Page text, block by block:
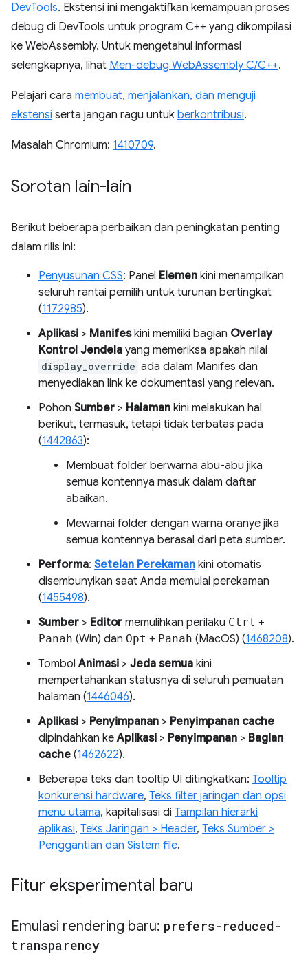
DevTools. Ekstensi ini mengaktifkan kemampuan proses
debug di DevTools untuk program C++ yang dikompilasi
ke WebAssembly. Untuk mengetahui informasi
selengkapnya, lihat Men-debug WebAssembly C/C++.
Pelajari cara membuat, menjalankan, dan menguji
ekstensi serta jangan ragu untuk berkontribusi.
Masalah Chromium: 1410709.
Sorotan lain-lain
Berikut beberapa perbaikan dan peningkatan penting
dalam rilis ini:
Penyusunan CSS: Panel Elemen kini menampilkan
seluruh rantai pemilih untuk turunan bertingkat
(1172985).
Aplikasi > Manifeskini memiliki bagian Overlay
Kontrol Jendela yang memeriksa apakah nilai
display_override ada dalam Manifes dan
menyediakan link ke dokumentasi yang relevan.
Pohon Sumber > Halaman kini melakukan hal
berikut, termasuk, tetapi tidak terbatas pada
(1442863):
Membuat folder berwarna abu-abu jika
semua kontennya masuk dalam daftar
abaikan.
Mewarnai folder dengan warna oranye jika
semua kontennya berasal dari peta sumber.
Performa: Setelan Perekaman kini otomatis
disembunyikan saat Anda memulai perekaman
(1455498).
Sumber > Editor memulihkan perilaku Ctrl +
Panah (Win) dan Opt + Panah (MacOS) (1468208).
TombolAnimasi > Jeda semua kini
mempertahankan statusnya di seluruh pemuatan
halaman (1446046).
Aplikasi > Penyimpanan > Penyimpanan cache
dipindahkan keAplikasi > Penyimpanan > Bagian
cache (1462622).
Beberapa teks dan tooltip UI ditingkatkan: Tooltip
konkurensi hardware, Teks filter jaringan dan opsi
menu utama, kapitalisasi di Tampilan hierarki
aplikasi, Teks Jaringan > Header, Teks Sumber >
Penggantian dan Sistem file.
Fitur eksperimental baru
Emulasi rendering baru: prefers-reduced-
transparency